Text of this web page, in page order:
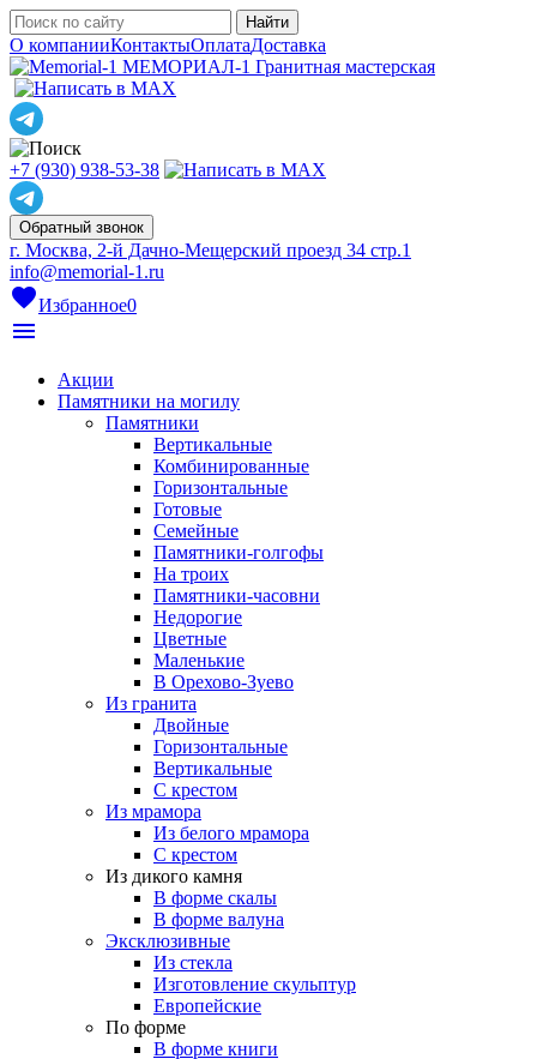
О компанииКонтактыОплатаДоставка
МЕМОРИАЛ-1 Гранитная мастерская
+7 (930) 938-53-38
Обратный звонок
г. Москва, 2-й Дачно-Мещерский проезд 34 стр.1
info@memorial-1.ru
favoriteИзбранное0
menu
Акции
Памятники на могилу
Памятники
Вертикальные
Комбинированные
Горизонтальные
Готовые
Семейные
Памятники-голгофы
На троих
Памятники-часовни
Недорогие
Цветные
Маленькие
В Орехово-Зуево
Из гранита
Двойные
Горизонтальные
Вертикальные
С крестом
Из мрамора
Из белого мрамора
С крестом
Из дикого камня
В форме скалы
В форме валуна
Эксклюзивные
Из стекла
Изготовление скульптур
Европейские
По форме
В форме книги